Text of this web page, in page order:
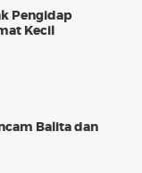
Pengidap
Kecil
Balita dan